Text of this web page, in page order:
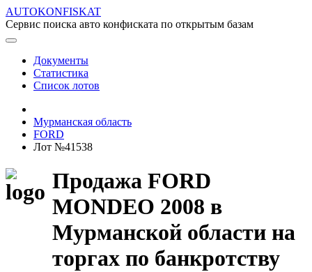
AUTOKONFISKAT
Сервис поиска авто конфиската по открытым базам
Документы
Статистика
Список лотов
Мурманская область
FORD
Лот №41538
Продажа FORD
MONDEO 2008 в
Мурманской области на
торгах по банкротству